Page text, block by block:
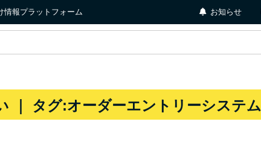
情報プラットフォーム お知らせ
｜ タグ:オーダーエントリーシステム